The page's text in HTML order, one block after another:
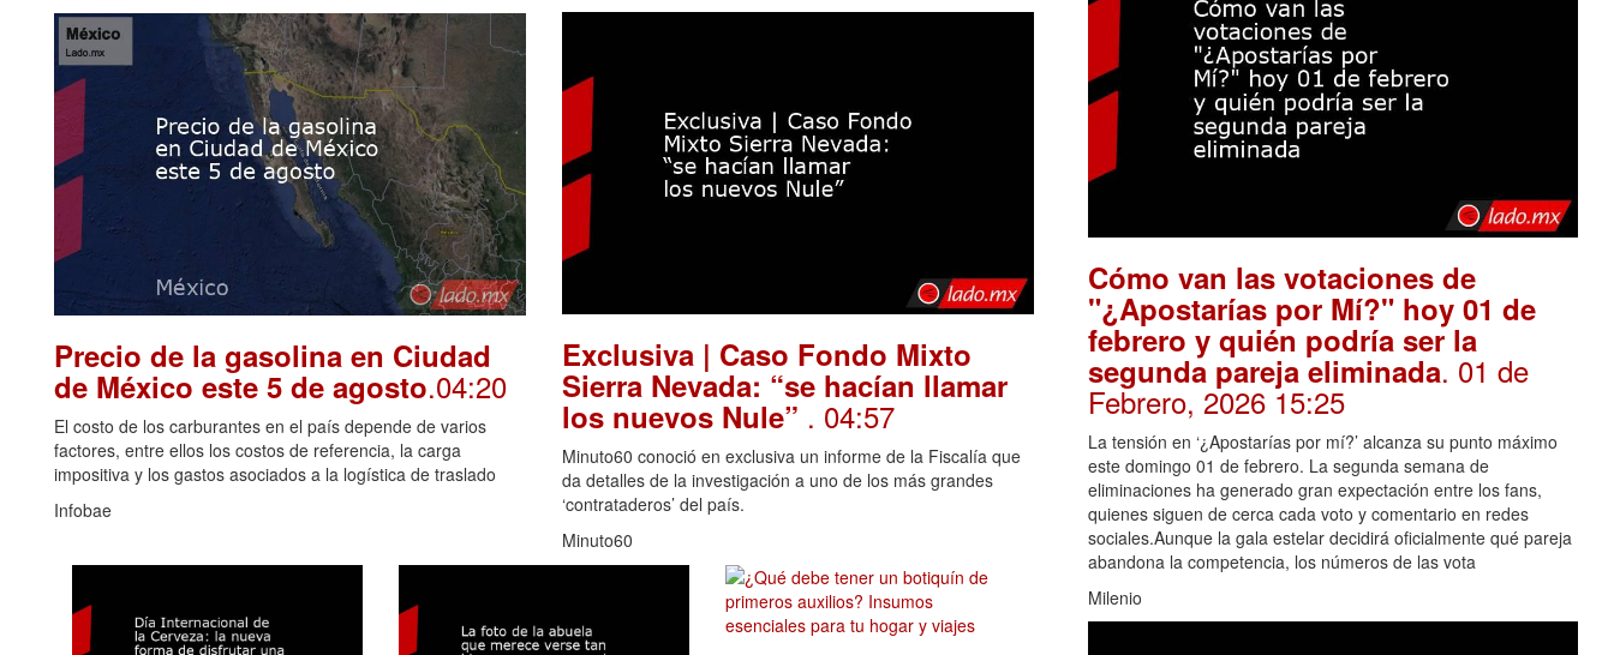
Precio de la gasolina en Ciudad
de México este 5 de agosto.04:20
El costo de los carburantes en el país depende de varios
factores, entre ellos los costos de referencia, la carga
impositiva y los gastos asociados a la logística de traslado
Infobae
Exclusiva | Caso Fondo Mixto
Sierra Nevada: “se hacían llamar
los nuevos Nule” . 04:57
Minuto60 conoció en exclusiva un informe de la Fiscalía que
da detalles de la investigación a uno de los más grandes
‘contrataderos’ del país.
Minuto60
Cómo van las votaciones de
"¿Apostarías por Mí?" hoy 01 de
febrero y quién podría ser la
segunda pareja eliminada. 01 de
Febrero, 2026 15:25
La tensión en ‘¿Apostarías por mí?’ alcanza su punto máximo
este domingo 01 de febrero. La segunda semana de
eliminaciones ha generado gran expectación entre los fans,
quienes siguen de cerca cada voto y comentario en redes
sociales.Aunque la gala estelar decidirá oficialmente qué pareja
abandona la competencia, los números de las vota
Milenio